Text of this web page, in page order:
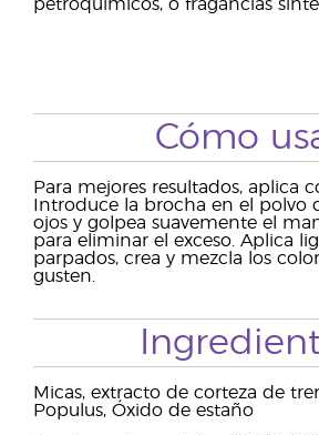
petroquímicos, o fragancias
Cómo
Para mejores resultados, aplica
Introduce la brocha en el polvo
ojos y golpea suavemente el
para eliminar el exceso. Aplica
parpados, crea y mezcla los
gusten.
Micas, extracto de corteza de
Populus, Óxido de estaño